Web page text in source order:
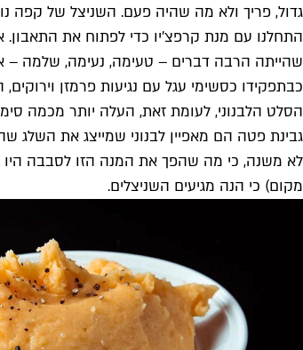
גדול, פריך ולא מה שהיה פעם. השניצל של קפה
התחלנו עם מנת קרפצ'יו כדי לפתוח את
שהייתה הרבה דברים – טעימה, נעימה, שלמה –
כבתפקידו כסשימי עגל עם נגיעות פרמזן
הסלט הלבנוני, לעומת זאת, העלה יותר מכמה
גבינת פטה הם מאפיין לבנוני שמייצג את השלג
לא משנה, כי מה שהפך את המנה הזו לסבבה היו
מקום) כי הנה מגיעים השניצלים.